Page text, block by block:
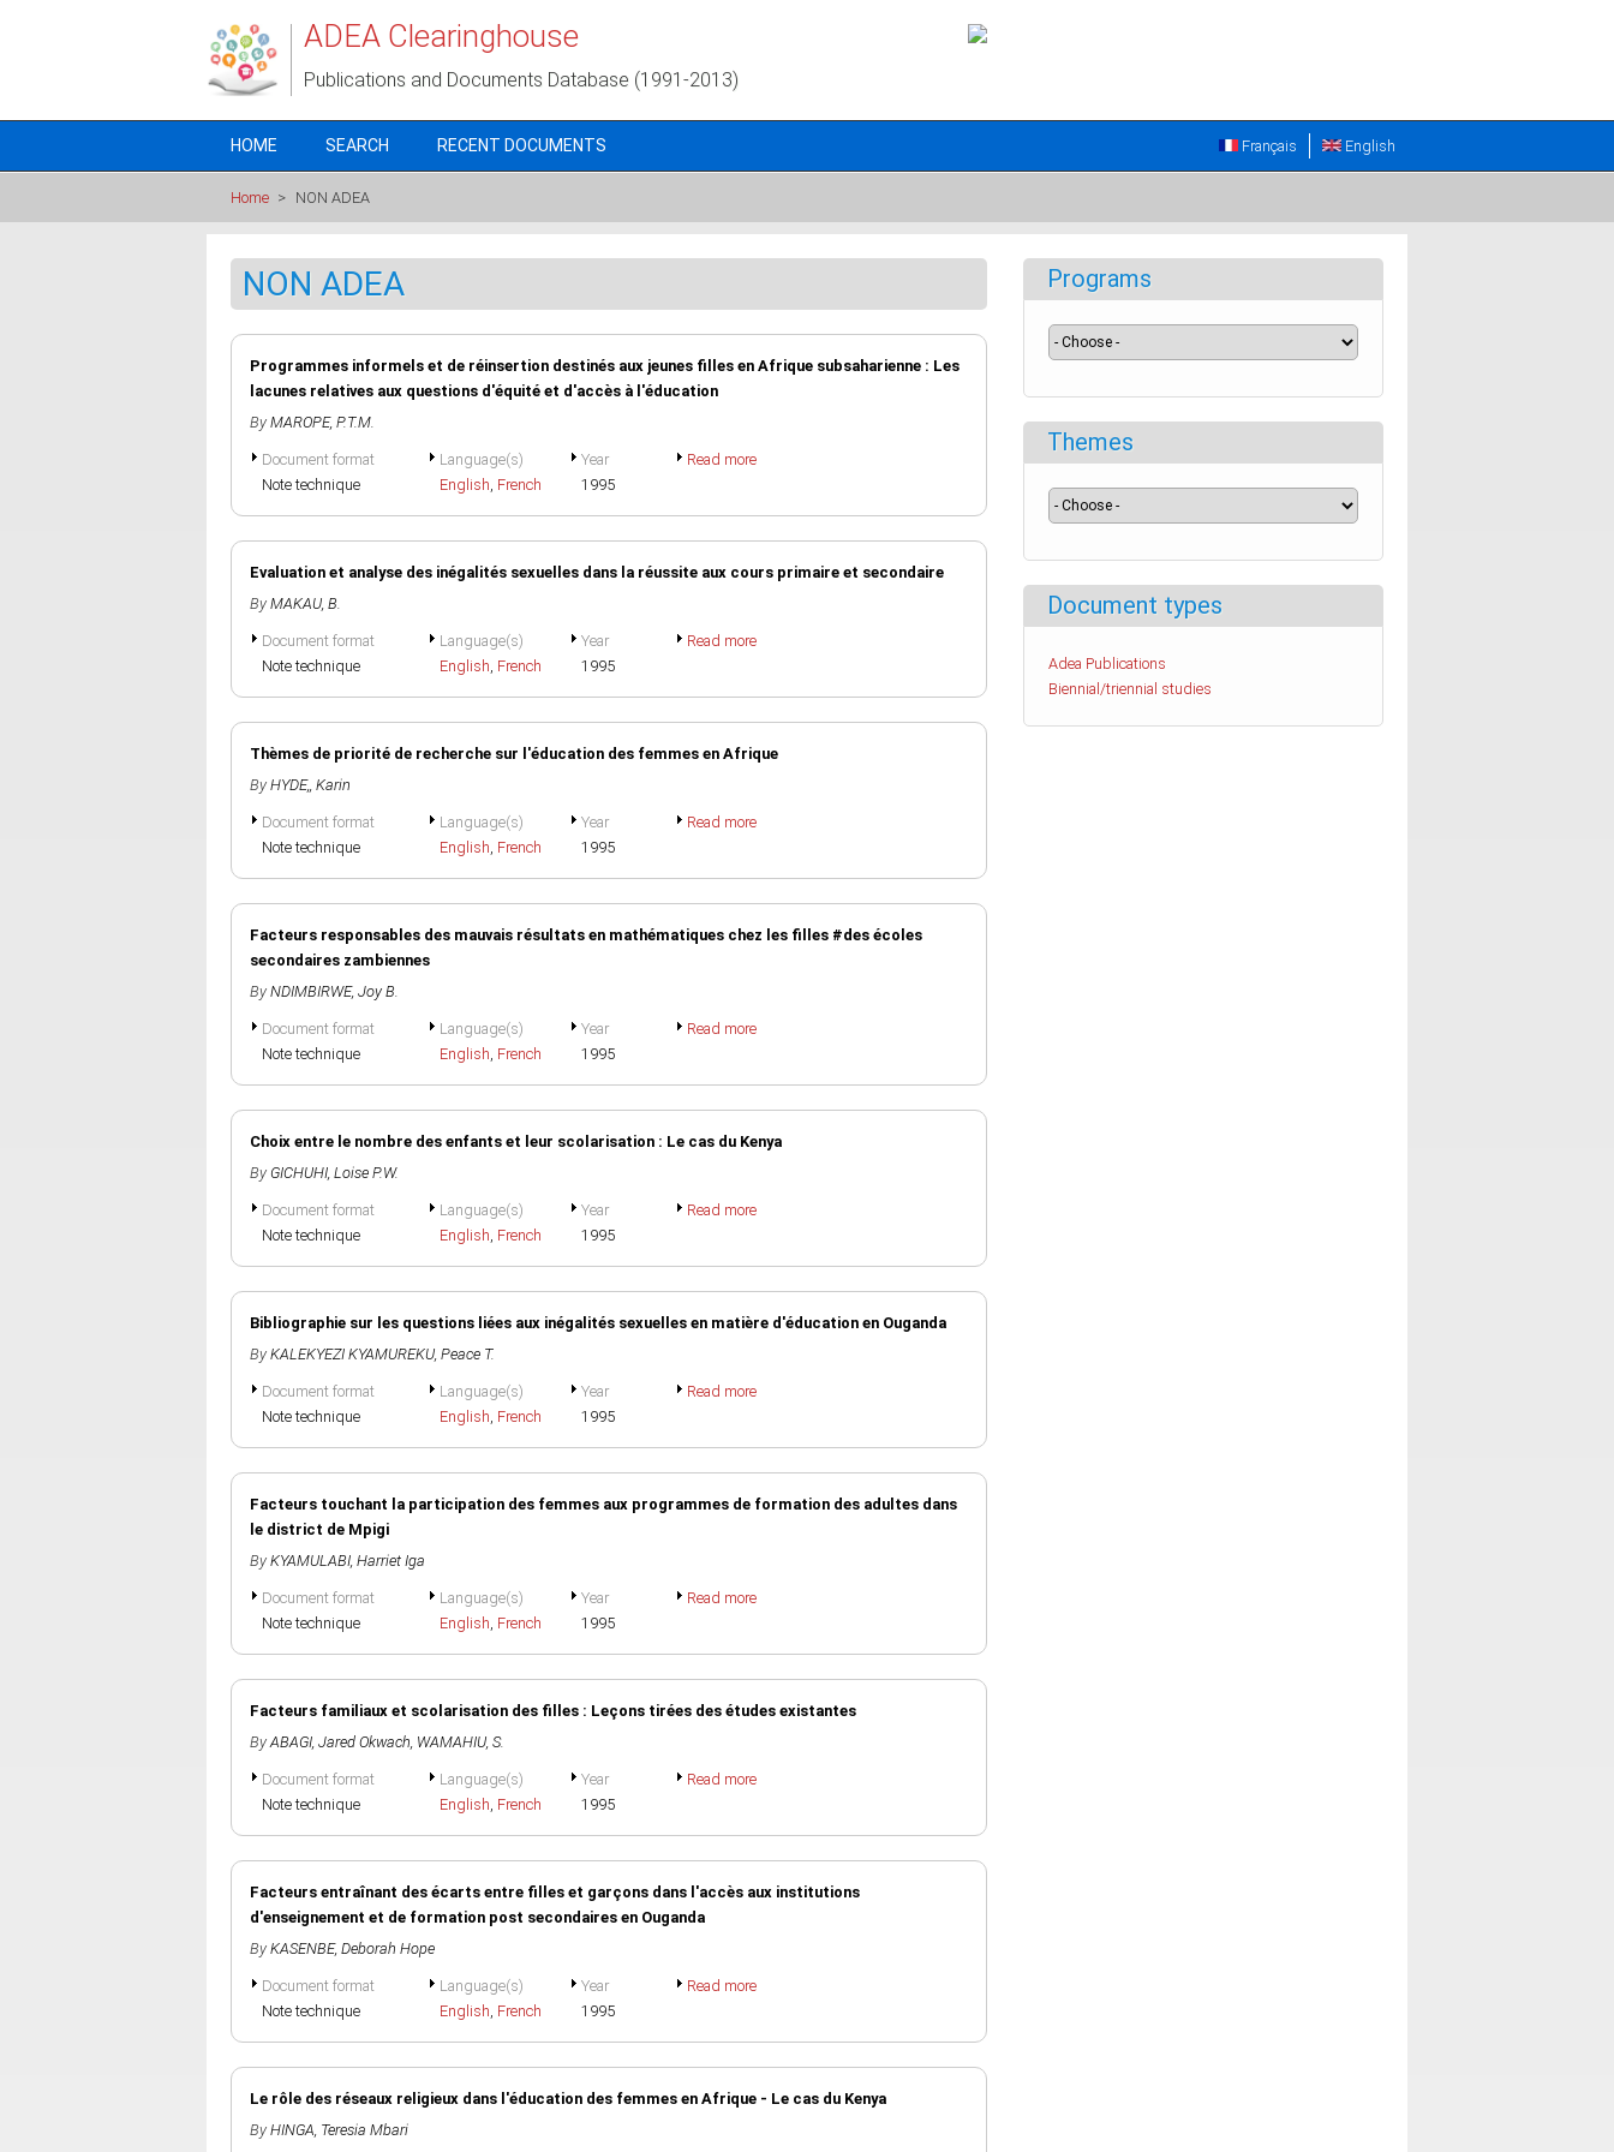
ADEA Clearinghouse
Publications and Documents Database (1991-2013)
HOME SEARCH RECENT DOCUMENTS English
Français
Home > NON ADEA
NON ADEA
Programmes informels et de réinsertion destinés aux jeunes filles en Afrique subsaharienne : Les
lacunes relatives aux questions d'équité et d'accès à l'éducation
By MAROPE, P.T.M.
Document format
Note technique
Language(s)
English, French
Year
1995
Read more
Evaluation et analyse des inégalités sexuelles dans la réussite aux cours primaire et secondaire
By MAKAU, B.
Document format
Note technique
Language(s)
English, French
Year
1995
Read more
Thèmes de priorité de recherche sur l'éducation des femmes en Afrique
By HYDE,, Karin
Document format
Note technique
Language(s)
English, French
Year
1995
Read more
Facteurs responsables des mauvais résultats en mathématiques chez les filles #des écoles
secondaires zambiennes
By NDIMBIRWE, Joy B.
Document format
Note technique
Language(s)
English, French
Year
1995
Read more
Choix entre le nombre des enfants et leur scolarisation : Le cas du Kenya
By GICHUHI, Loise P.W.
Document format
Note technique
Language(s)
English, French
Year
1995
Read more
Bibliographie sur les questions liées aux inégalités sexuelles en matière d'éducation en Ouganda
By KALEKYEZI KYAMUREKU, Peace T.
Document format
Note technique
Language(s)
English, French
Year
1995
Read more
Facteurs touchant la participation des femmes aux programmes de formation des adultes dans
le district de Mpigi
By KYAMULABI, Harriet Iga
Document format
Note technique
Language(s)
English, French
Year
1995
Read more
Facteurs familiaux et scolarisation des filles : Leçons tirées des études existantes
By ABAGI, Jared Okwach, WAMAHIU, S.
Document format
Note technique
Language(s)
English, French
Year
1995
Read more
Facteurs entraînant des écarts entre filles et garçons dans l'accès aux institutions
d'enseignement et de formation post secondaires en Ouganda
By KASENBE, Deborah Hope
Document format
Note technique
Language(s)
English, French
Year
1995
Read more
Le rôle des réseaux religieux dans l'éducation des femmes en Afrique - Le cas du Kenya
By HINGA, Teresia Mbari
Programs
Themes
Document types
Adea Publications
Biennial/triennial studies